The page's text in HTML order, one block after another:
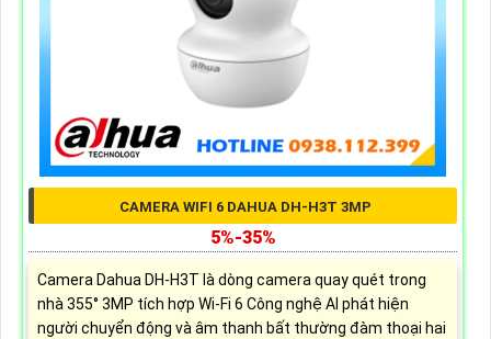
CAMERA WIFI 6 DAHUA DH-H3T 3MP
5%-35%
Camera Dahua DH-H3T là dòng camera quay quét trong
nhà 355° 3MP tích hợp Wi-Fi 6 Công nghệ AI phát hiện
người chuyển động và âm thanh bất thường đàm thoại hai